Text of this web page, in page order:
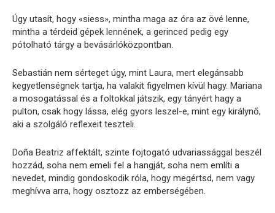
Úgy utasít, hogy «siess», mintha maga az óra az övé lenne,
mintha a térdeid gépek lennének, a gerinced pedig egy
pótolható tárgy a bevásárlóközpontban.
Sebastián nem sérteget úgy, mint Laura, mert elegánsabb
kegyetlenségnek tartja, ha valakit figyelmen kívül hagy. Mariana
a mosogatással és a foltokkal játszik, egy tányért hagy a
pulton, csak hogy lássa, elég gyors leszel-e, mint egy királynő,
aki a szolgáló reflexeit teszteli.
Doña Beatriz affektált, szinte fojtogató udvariassággal beszél
hozzád, soha nem emeli fel a hangját, soha nem említi a
nevedet, mindig gondoskodik róla, hogy megértsd, nem vagy
meghívva arra, hogy osztozz az emberségében.